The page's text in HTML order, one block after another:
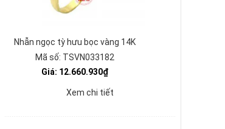
Nhẫn ngọc tỳ hưu bọc vàng 14K
Mã số: TSVN033182
Giá: 12.660.930₫
Xem chi tiết